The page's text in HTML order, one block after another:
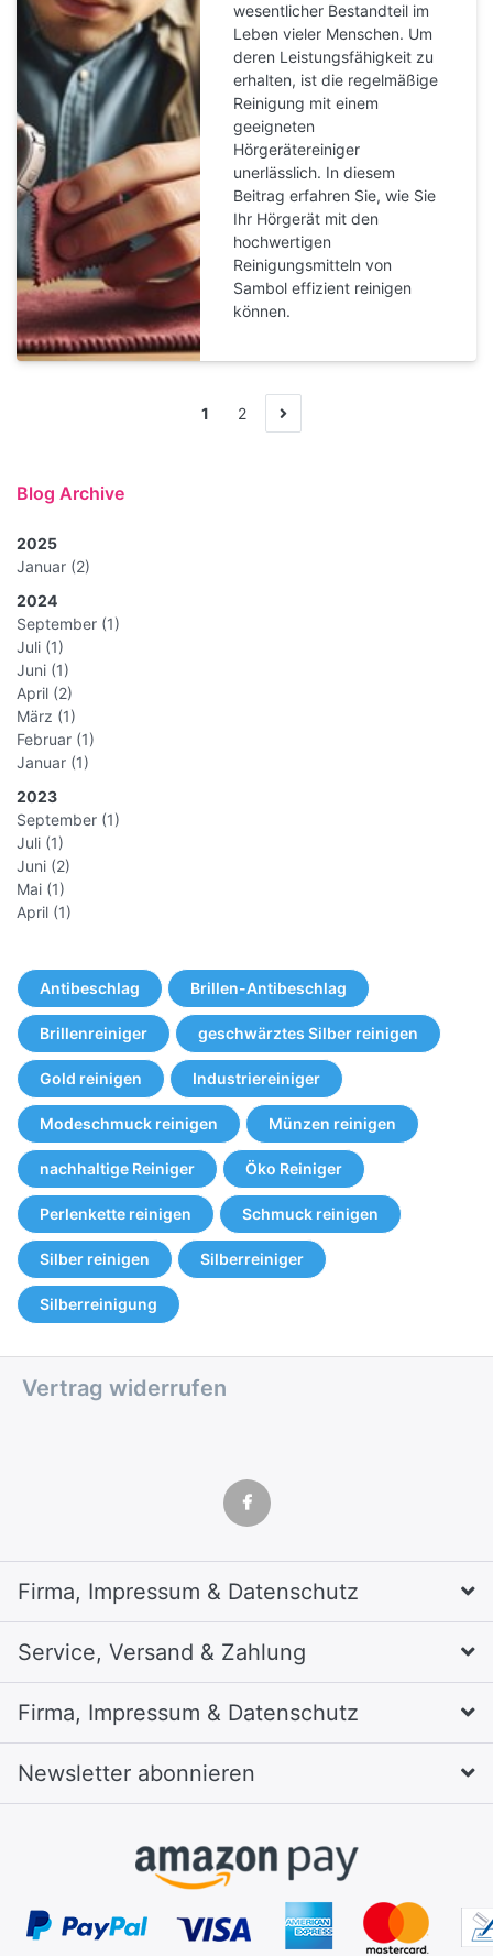
wesentlicher Bestandteil im
Leben vieler Menschen. Um
deren Leistungsfähigkeit zu
erhalten, ist die regelmäßige
Reinigung mit einem
geeigneten
Hörgerätereiniger
unerlässlich. In diesem
Beitrag erfahren Sie, wie Sie
Ihr Hörgerät mit den
hochwertigen
Reinigungsmitteln von
Sambol effizient reinigen
können.
1 2
Blog Archive
2025
Januar (2)
2024
September (1)
Juli (1)
Juni (1)
April (2)
März (1)
Februar (1)
Januar (1)
2023
September (1)
Juli (1)
Juni (2)
Mai (1)
April (1)
Antibeschlag Brillen-Antibeschlag
Brillenreiniger geschwärztes Silber reinigen
Gold reinigen Industriereiniger
Modeschmuck reinigen Münzen reinigen
nachhaltige Reiniger Öko Reiniger
Perlenkette reinigen Schmuck reinigen
Silber reinigen Silberreiniger
Silberreinigung
Vertrag widerrufen
Firma, Impressum & Datenschutz
Service, Versand & Zahlung
Firma, Impressum & Datenschutz
Newsletter abonnieren